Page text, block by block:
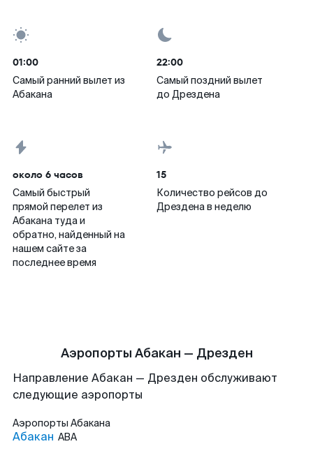
01:00
Самый ранний вылет из
Абакана
22:00
Самый поздний вылет
до Дрездена
около 6 часов
Самый быстрый
прямой перелет из
Абакана туда и
обратно, найденный на
нашем сайте за
последнее время
15
Количество рейсов до
Дрездена в неделю
Аэропорты Абакан — Дрезден
Направление Абакан — Дрезден обслуживают
следующие аэропорты
Аэропорты Абакана
Абакан ABA